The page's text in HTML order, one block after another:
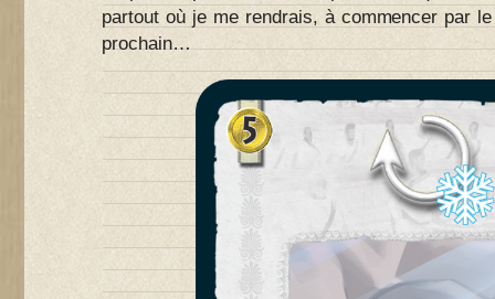
partout où je me rendrais, à commencer par
prochain…